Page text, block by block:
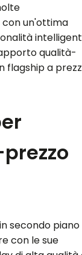
un'ottima
qualità-
flagship a
secondo piano
con le sue